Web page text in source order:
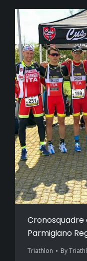
Cronosquadre
Parmigiano
Triathlon By